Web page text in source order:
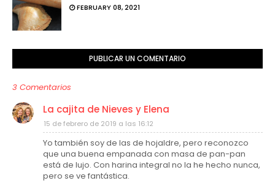
FEBRUARY 08, 2021
PUBLICAR UN COMENTARIO
3 Comentarios
La cajita de Nieves y Elena
15 de febrero de 2019 a las 16:12
Yo también soy de las de hojaldre, pero reconozco
que una buena empanada con masa de pan-pan
está de lujo. Con harina integral no la he hecho nunca,
pero se ve fantástica.